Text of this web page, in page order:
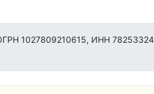
1027809210615, ИНН